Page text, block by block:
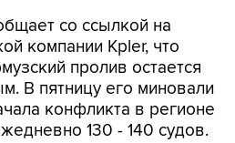
со ссылкой на
компании Kpler, что
пролив остается
В пятницу его миновали
конфликта в регионе
130 - 140 судов.